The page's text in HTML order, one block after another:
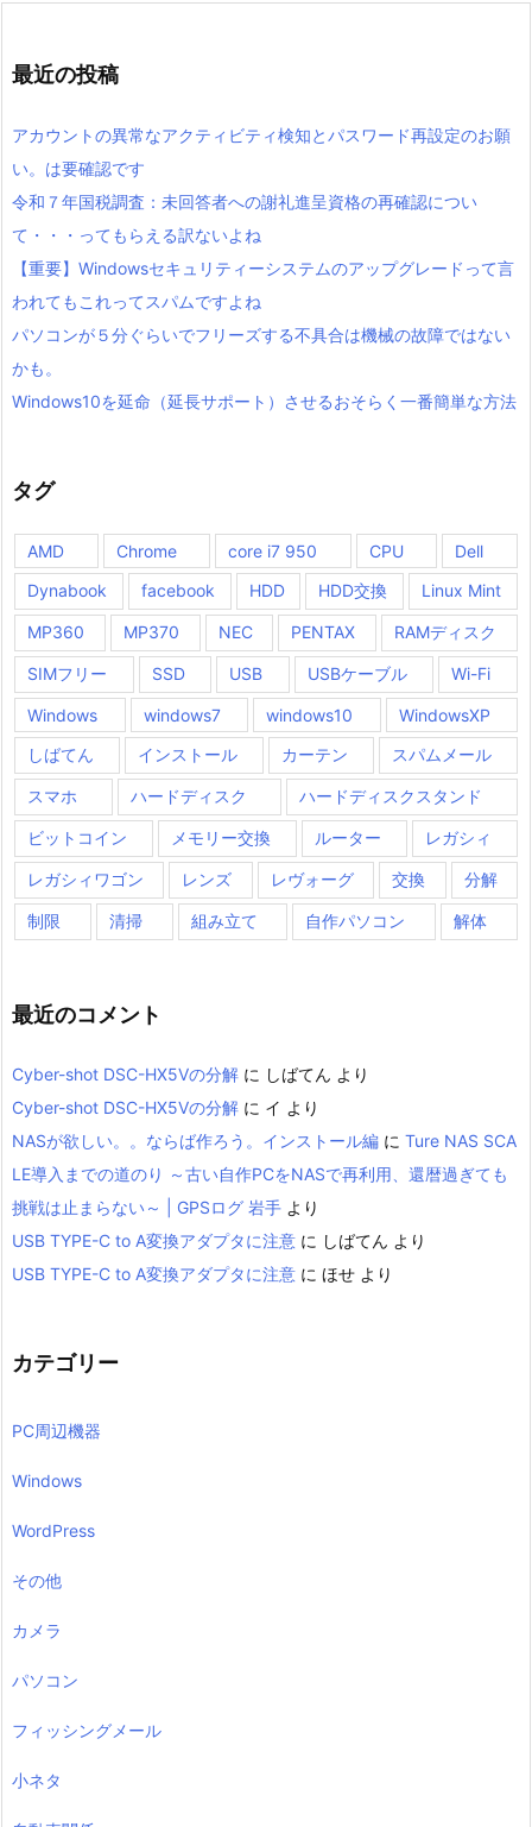
最近の投稿
アカウントの異常なアクティビティ検知とパスワード再設定のお願
い。は要確認です
令和７年国税調査：未回答者への謝礼進呈資格の再確認につい
て・・・ってもらえる訳ないよね
【重要】Windowsセキュリティーシステムのアップグレードって言
われてもこれってスパムですよね
パソコンが５分ぐらいでフリーズする不具合は機械の故障ではない
かも。
Windows10を延命（延長サポート）させるおそらく一番簡単な方法
タグ
AMD Chrome core i7 950 CPU
Dell
Dynabook
facebook HDD HDD交換 Linux Mint
MP360 MP370 NEC PENTAX RAMディスク
SIMフリー SSD USB USBケーブル Wi-Fi
Windows windows7 windows10
WindowsXP
しばてん
インストール カーテン スパムメール
スマホ ハードディスク ハードディスクスタンド
ビットコイン メモリー交換 ルーター レガシィ
レガシィワゴン レンズ レヴォーグ 交換 分解
制限 清掃 組み立て 自作パソコン 解体
最近のコメント
Cyber-shot DSC-HX5Vの分解 に しばてん より
Cyber-shot DSC-HX5Vの分解 に イ より
NASが欲しい。。ならば作ろう。インストール編 に Ture NAS SCA
LE導入までの道のり ～古い自作PCをNASで再利用、還暦過ぎても
挑戦は止まらない～ | GPSログ 岩手 より
USB TYPE-C to A変換アダプタに注意 に しばてん より
USB TYPE-C to A変換アダプタに注意 に ほせ より
カテゴリー
PC周辺機器
Windows
WordPress
その他
カメラ
パソコン
フィッシングメール
小ネタ